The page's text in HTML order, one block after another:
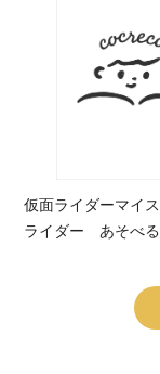
仮面ライダーマイ
ライダー あそべ